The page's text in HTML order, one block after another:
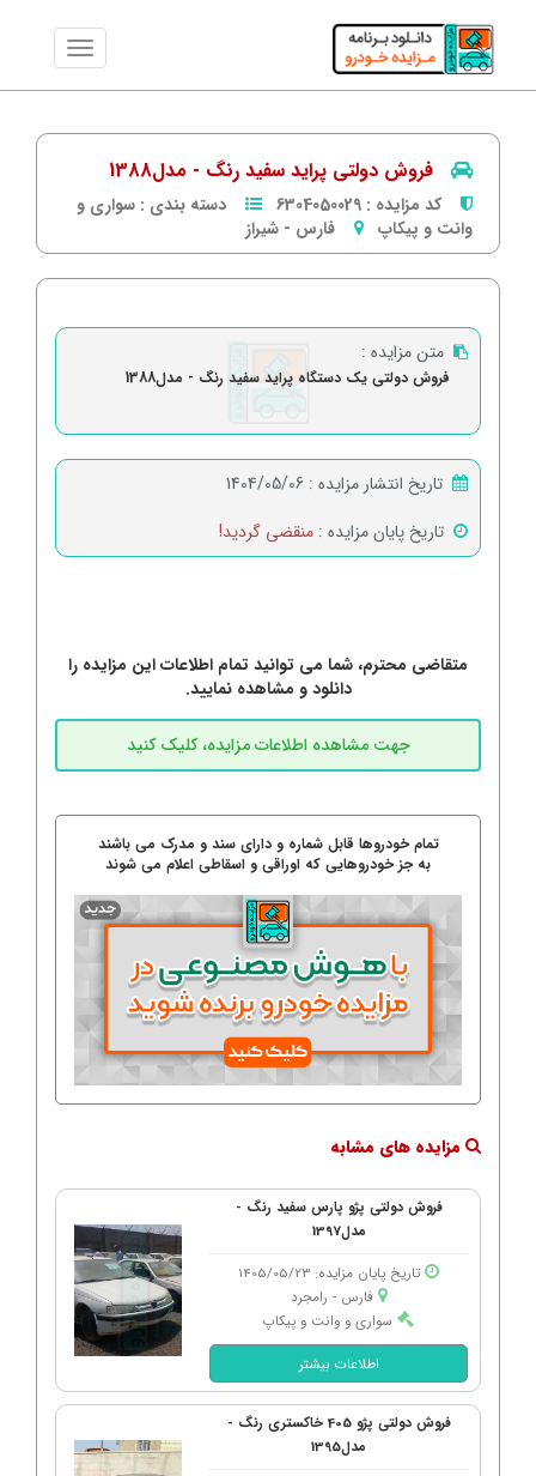
فروش دولتی پراید سفید رنگ - مدل1388
کد مزایده : 6304050029 دسته بندی : سواری و
وانت و پیکاپ
فارس - شیراز
متن مزایده :
فروش دولتی یک دستگاه پراید سفید رنگ - مدل1388
تاریخ انتشار مزایده : 1404/05/06
تاریخ پایان مزایده : منقضی گردید!
متقاضی محترم، شما می توانید تمام اطلاعات این مزایده را
دانلود و مشاهده نمایید.
تمام خودروها قابل شماره و دارای سند و مدرک می باشند
به جز خودروهایی که اوراقی و اسقاطی اعلام می شوند
مزایده های مشابه
فروش دولتی پژو پارس سفید رنگ -
مدل1397
تاریخ پایان مزایده: 1405/05/23
فارس - رامجرد
سواری و وانت و پیکاپ
اطلاعات بیشتر
فروش دولتی پژو 405 خاکستری رنگ -
مدل1395